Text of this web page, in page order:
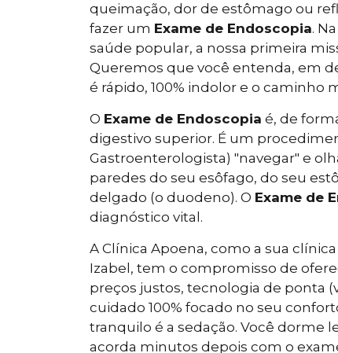
queimação, dor de estômago ou
fazer um Exame de Endoscopia.
saúde popular, a nossa primeira
Queremos que você entenda, em
é rápido, 100% indolor e o caminho
O Exame de Endoscopia é, de
digestivo superior. É um
Gastroenterologista) "navegar" e
paredes do seu esôfago, do seu
delgado (o duodeno). O Exame de
diagnóstico vital.
A Clínica Apoena, como a sua
Izabel, tem o compromisso de
preços justos, tecnologia de ponta
cuidado 100% focado no seu
tranquilo é a sedação. Você dorme
acorda minutos depois com o